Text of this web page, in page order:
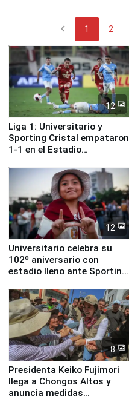
chevron_left 1 2
12
Liga 1: Universitario y
Sporting Cristal empataron
1-1 en el Estadio
12
Universitario celebra su
102º aniversario con
estadio lleno ante Sporting
8
Presidenta Keiko Fujimori
llega a Chongos Altos y
anuncia medidas